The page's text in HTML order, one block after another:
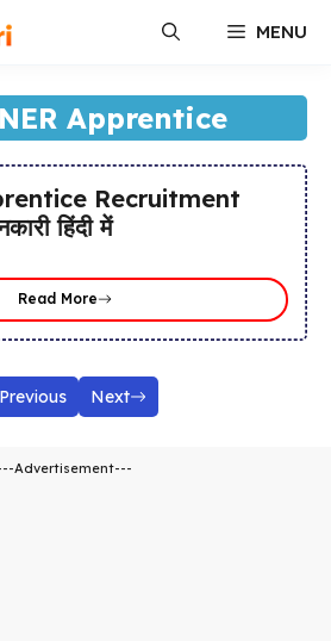
MENU
Apprentice
Recruitment
हिंदी में
Read More
Previous Next
Advertisement---